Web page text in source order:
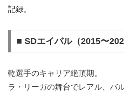
記録。
■ SDエイバル（2015〜
乾選手のキャリア絶頂期。
ラ・リーガの舞台でレアル、バ